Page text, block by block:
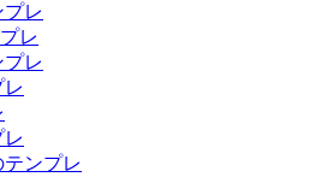
レ
レ
レ
テンプレ